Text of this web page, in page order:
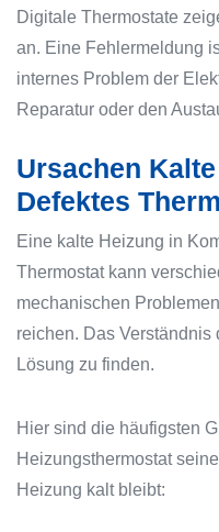
Digitale Thermostate
an. Eine Fehlermeldung
internes Problem der
Reparatur oder den
Ursachen
Defektes
Eine kalte Heizung in
Thermostat kann
mechanischen
reichen. Das
Lösung zu finden.
Hier sind die häufigsten
Heizungsthermostat
Heizung kalt bleibt: